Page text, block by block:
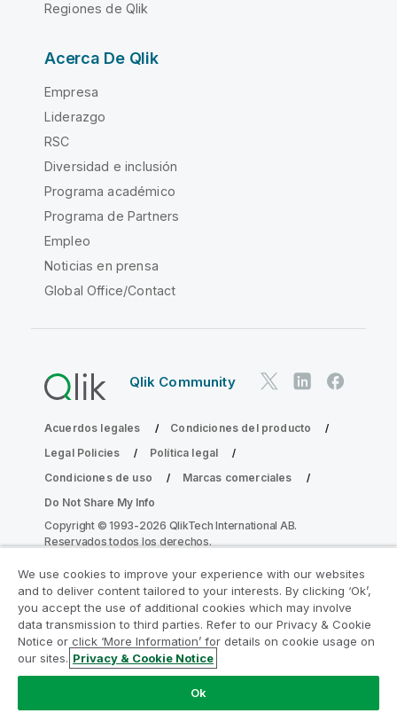
Regiones de Qlik
Acerca De Qlik
Empresa
Liderazgo
RSC
Diversidad e inclusión
Programa académico
Programa de Partners
Empleo
Noticias en prensa
Global Office/Contact
Qlik Community
Acuerdos legales
Condiciones del producto
Legal Policies
Política legal
Condiciones de uso
Marcas comerciales
Do Not Share My Info
Copyright © 1993-2026 QlikTech International AB.
Reservados todos los derechos.
Únase al Programa de modernización de
la analítica
Modernícese sin comprometer sus valiosas aplicaciones
de QlikView con el Programa de modernización de la
analítica.
We use cookies to improve your experience with our websites
and to deliver content tailored to your interests. By clicking ‘Ok’,
you accept the use of additional cookies which may involve
data transmission to third parties. Refer to our Privacy & Cookie
Notice or click ‘More Information’ for details on cookie usage on
our sites. Privacy & Cookie Notice
Ok